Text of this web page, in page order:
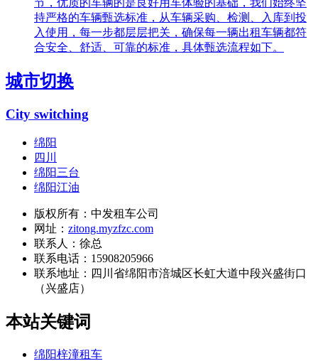
节，优质的车辆的是良好用车体验的基础，我们始终坚
持严格的车辆甄选标准，从车辆采购、检测、入库到投
入使用，每一步都层层把关，确保每一辆出租车辆都符
合安全、舒适、可靠的标准，具体甄选流程如下。
城市切换
City switching
绵阳
四川
绵阳三台
绵阳江油
版权所有：中发租车公司
网址： zitong.myzfzc.com
联系人：徐总
联系电话：15908205966
联系地址： 四川省绵阳市涪城区长虹大道中段兴盛街口
（兴盛店）
本站关键词
绵阳梓潼租车